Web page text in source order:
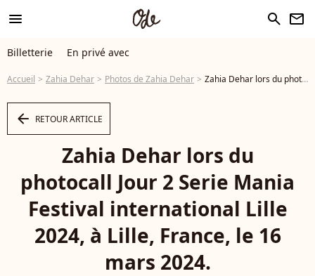
menu search newsletter
Billetterie En privé avec
Accueil Zahia Dehar Photos de Zahia Dehar Zahia Dehar lors du photocall Jour 2 Serie Mania Festival international Lille 2024, à Lille, France, le 16 mars 2024. © Stéphane Vansteenkiste/Bestimage - Photo
arrow_left RETOUR ARTICLE
Zahia Dehar lors du
photocall Jour 2 Serie Mania
Festival international Lille
2024, à Lille, France, le 16
mars 2024.